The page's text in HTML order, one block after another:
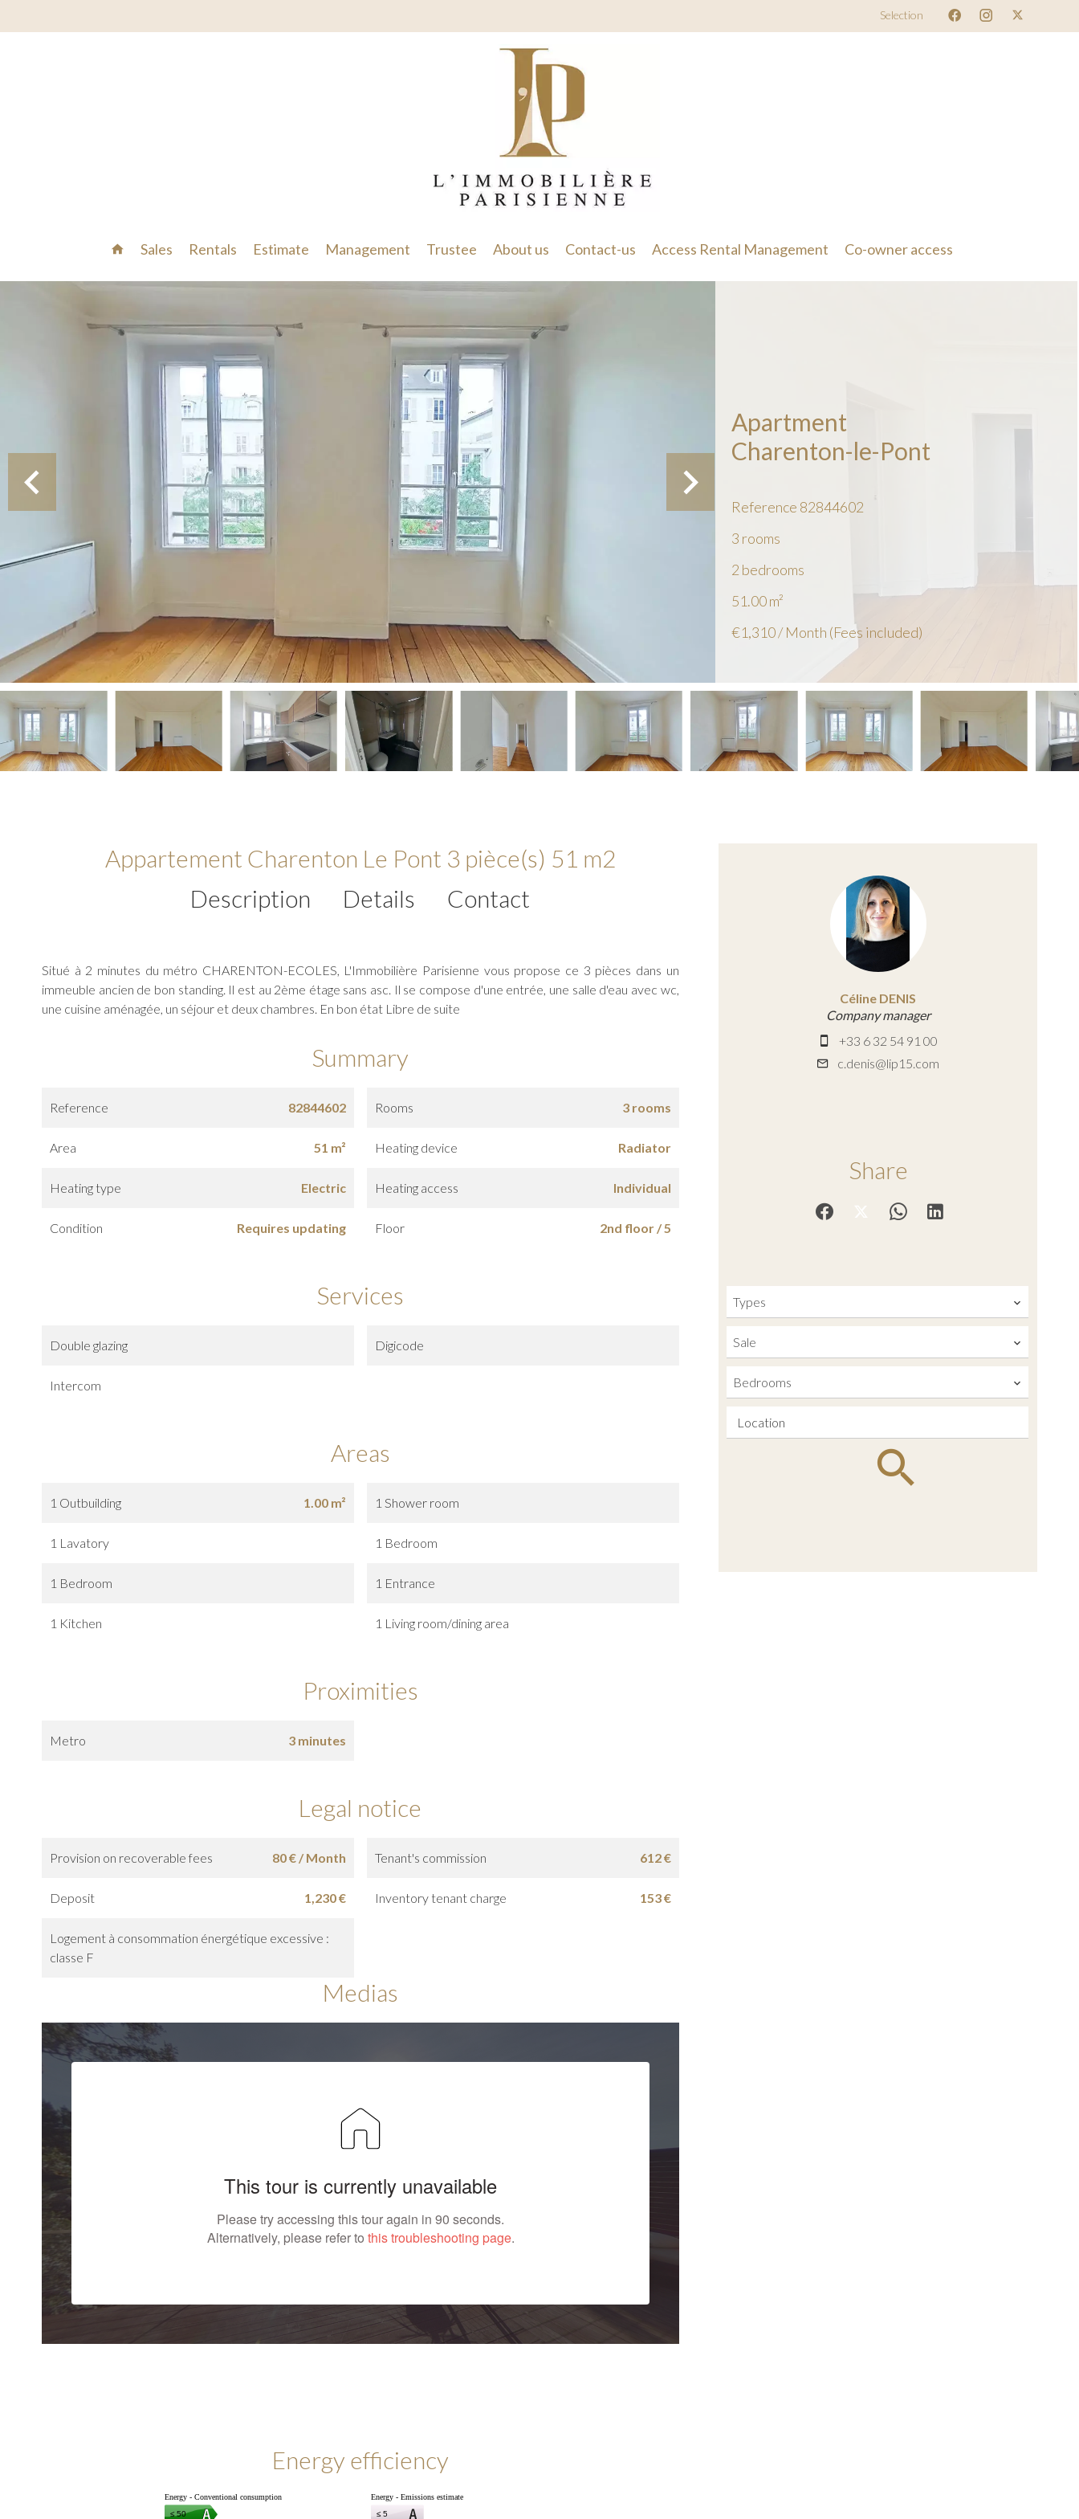
Selection
Sales Rentals Estimate Management Trustee About us Contact-us Access Rental Management Co-owner access
Apartment
Charenton-le-Pont
Reference 82844602
3 rooms
2 bedrooms
51.00m²
€1,310 / Month (Fees included)
Appartement Charenton Le Pont 3 pièce(s) 51 m2
Description
Details Contact
Situé à 2 minutes du métro CHARENTON-ECOLES, L'Immobilière Parisienne vous propose ce 3 pièces dans un
immeuble ancien de bon standing. Il est au 2ème étage sans asc. Il se compose d'une entrée, une salle d'eau avec wc,
une cuisine aménagée, un séjour et deux chambres. En bon état Libre de suite
Summary
Reference 82844602 Rooms 3 rooms
Area 51 m² Heating device Radiator
Heating type Electric Heating access Individual
Condition Requires updating Floor 2nd floor / 5
Services
Double glazing Digicode
Intercom
Areas
1 Outbuilding 1.00 m² 1 Shower room
1 Lavatory 1 Bedroom
1 Bedroom 1 Entrance
1 Kitchen 1 Living room/dining area
Proximities
Metro 3 minutes
Legal notice
Provision on recoverable fees 80 € / Month Tenant's commission 612 €
Deposit 1,230 € Inventory tenant charge 153 €
Logement à consommation énergétique excessive :
classe F
Medias
Energy efficiency
Céline DENIS
Company manager
+33 6 32 54 91 00
c.denis@lip15.com
Share
Types
Sale
Bedrooms
Location